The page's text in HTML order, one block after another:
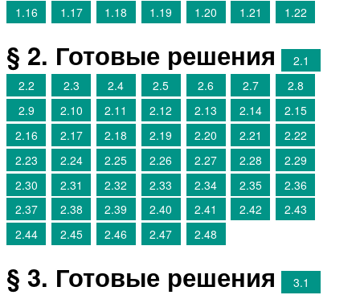
1.16
1.17 1.18 1.19 1.20 1.21 1.22
§ 2. Готовые решения
2.1
2.2
2.3 2.4 2.5 2.6 2.7
2.8
2.9
2.10 2.11 2.12 2.13 2.14
2.15
2.16
2.17 2.18 2.19 2.20 2.21
2.22
2.23
2.24 2.25 2.26 2.27 2.28
2.29
2.30
2.31 2.32 2.33 2.34 2.35
2.36
2.37
2.38 2.39 2.40 2.41 2.42
2.43
2.44
2.45 2.46 2.47 2.48
§ 3. Готовые решения
3.1